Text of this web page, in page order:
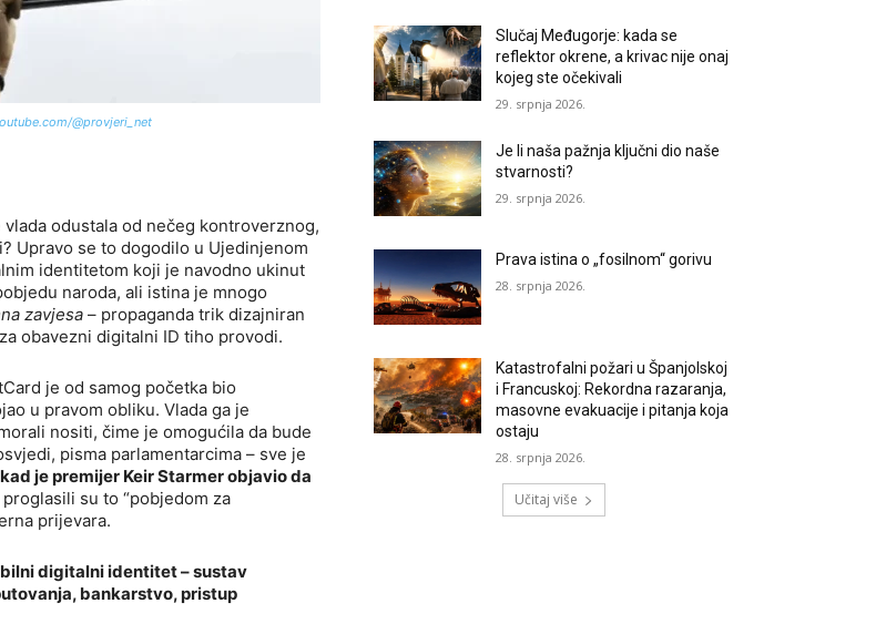
@provjeri_net
odustala od nečeg kontroverznog,
Upravo se to dogodilo u Ujedinjenom
identitetom koji je navodno ukinut
naroda, ali istina je mnogo
zavjesa – propaganda trik dizajniran
obavezni digitalni ID tiho provodi.
je od samog početka bio
u pravom obliku. Vlada ga je
nositi, čime je omogućila da bude
pisma parlamentarcima – sve je
kad je premijer Keir Starmer objavio da
su to “pobjedom za
prijevara.
digitalni identitet – sustav
bankarstvo, pristup
Slučaj Međugorje: kada se
reflektor okrene, a krivac nije onaj
kojeg ste očekivali
29. srpnja 2026.
Je li naša pažnja ključni dio naše
stvarnosti?
29. srpnja 2026.
Prava istina o „fosilnom“ gorivu
28. srpnja 2026.
Katastrofalni požari u Španjolskoj
i Francuskoj: Rekordna razaranja,
masovne evakuacije i pitanja koja
ostaju
28. srpnja 2026.
Učitaj više